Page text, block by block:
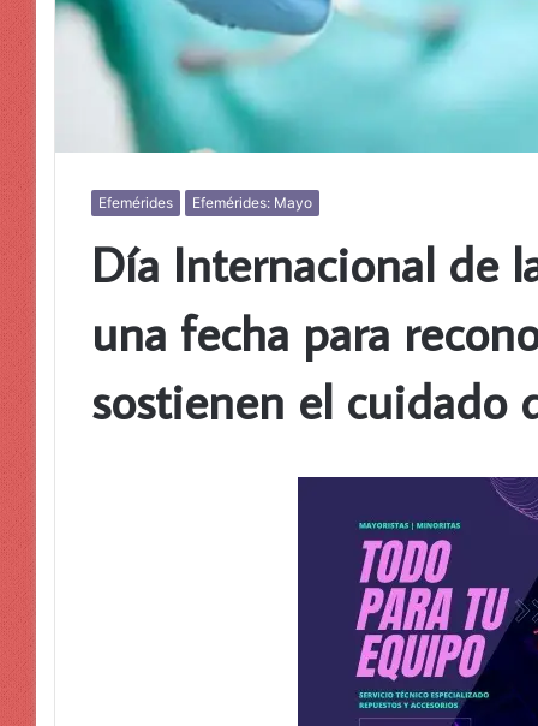
Efemérides Efemérides: Mayo
Día Internacional de
una fecha para
sostienen el cuidado